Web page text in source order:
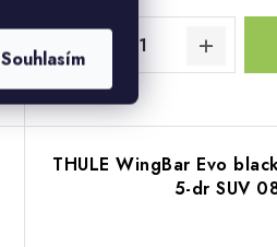
Souhlasím
THULE WingBar Evo
5-dr SUV